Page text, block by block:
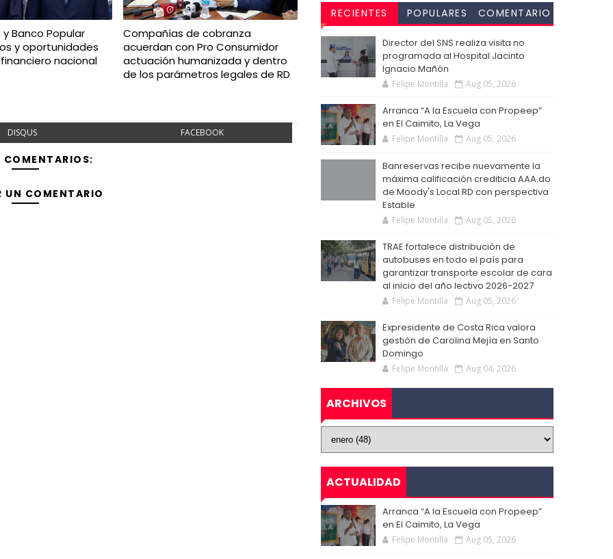
Banco Popular
y oportunidades
nacional
Compañías de cobranza
acuerdan con Pro Consumidor
actuación humanizada y dentro
de los parámetros legales de RD
DISQUS FACEBOOK
COMENTARIOS:
UN COMENTARIO
RECIENTES POPULARES
COMENTARIO
Director del SNS realiza visita no
programada al Hospital Jacinto
Ignacio Mañón
Felipe Montilla Aug 05, 2026
Arranca “A la Escuela con Propeep”
en El Caimito, La Vega
Felipe Montilla Aug 05, 2026
Banreservas recibe nuevamente la
máxima calificación crediticia AAA.do
de Moody's Local RD con perspectiva
Estable
Felipe Montilla Aug 05, 2026
TRAE fortalece distribución de
autobuses en todo el país para
garantizar transporte escolar de cara
al inicio del año lectivo 2026-2027
Felipe Montilla Aug 05, 2026
Expresidente de Costa Rica valora
gestión de Carolina Mejía en Santo
Domingo
Felipe Montilla Aug 04, 2026
ARCHIVOS
ACTUALIDAD
Arranca “A la Escuela con Propeep”
en El Caimito, La Vega
Felipe Montilla Aug 05, 2026